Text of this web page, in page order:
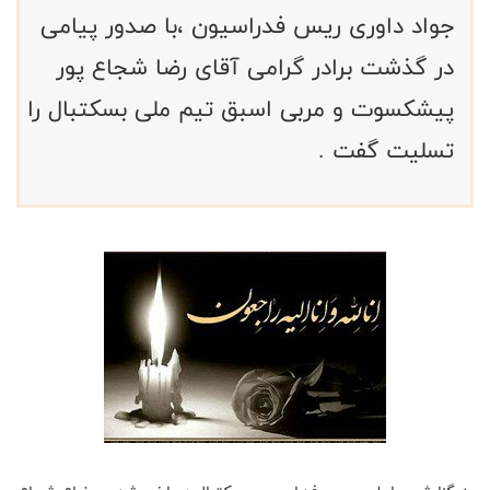
جواد داوری ریس فدراسیون ،با صدور پیامی
در گذشت برادر گرامی آقای رضا شجاع پور
پیشکسوت و مربی اسبق تیم ملی بسکتبال را
تسلیت گفت .